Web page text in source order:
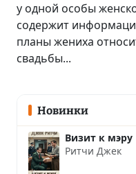
у одной особы
содержит
планы жениха
свадьбы...
Новинки
Визит к мэру
Ритчи Джек